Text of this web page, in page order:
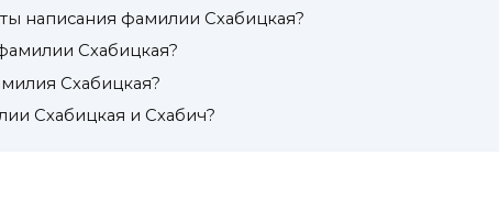
написания фамилии Схабицкая?
Схабицкая?
Схабицкая?
Схабицкая и Схабич?